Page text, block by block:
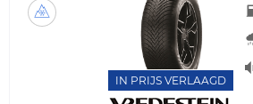
IN PRIJS VERLAAGD